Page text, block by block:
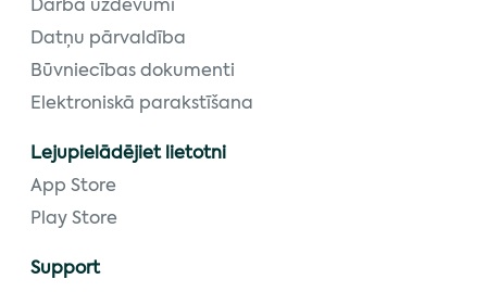
Darba uzdevumi
Datņu pārvaldība
Būvniecības dokumenti
Elektroniskā parakstīšana
Lejupielādējiet lietotni
App Store
Play Store
Support